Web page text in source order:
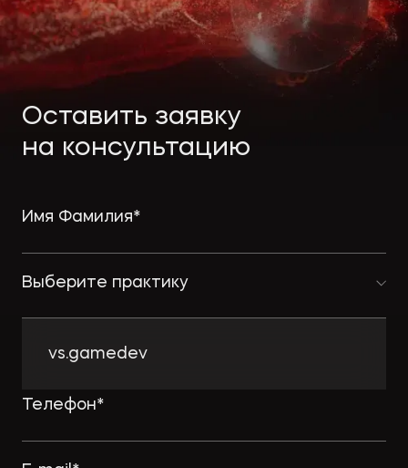
Статьи
Оставить заявку
на консультацию
Выберите практику
vs.gamedev